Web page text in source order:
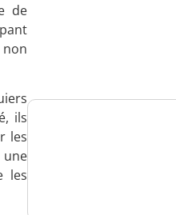
de
non
ils
les
les